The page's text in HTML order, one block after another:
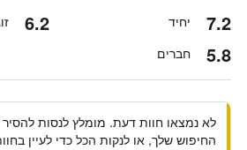
7.2 יחיד 6.2
5.8 חברים
לא נמצאו חוות דעת. מומלץ לנסות
החיפוש שלך, או לנקות הכל כדי לעיין